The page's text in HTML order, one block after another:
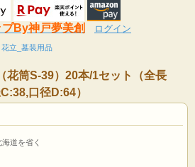
By神戸夢美創 ログイン
花立_墓装用品
花筒S-39）20本/1セット（全長
口径D:64）
道を省く